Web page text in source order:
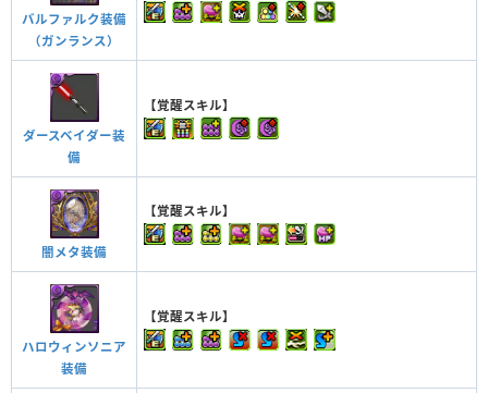
バルファルク装備
（ガンランス）
ダースベイダー装
備
【覚醒スキル】
闇メタ装備
【覚醒スキル】
ハロウィンソニア
装備
【覚醒スキル】